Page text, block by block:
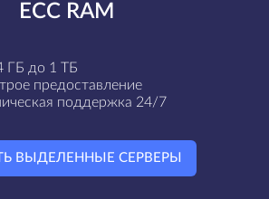
ECC RAM
ГБ до 1 ТБ
предоставление
поддержка 24/7
ВЫДЕЛЕННЫЕ СЕРВЕРЫ